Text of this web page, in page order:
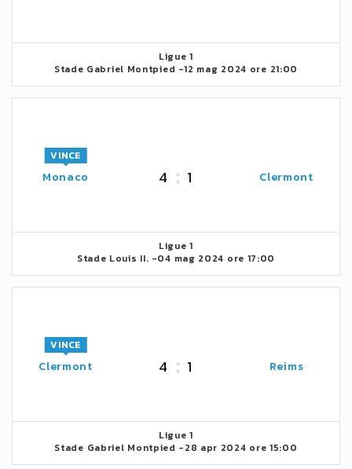
Ligue 1
Stade Gabriel Montpied -12 mag 2024 ore 21:00
Monaco
VINCE
4 1 Clermont
Ligue 1
Stade Louis II. -04 mag 2024 ore 17:00
Clermont
VINCE
4 1 Reims
Ligue 1
Stade Gabriel Montpied -28 apr 2024 ore 15:00